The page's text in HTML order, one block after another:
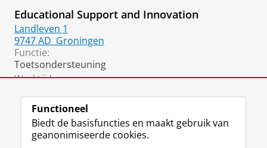
Educational Support and Innovation
Landleven 1
9747 AD Groningen
Functie:
Toetsondersteuning
Werktijden:
Functioneel
Biedt de basisfuncties en maakt gebruik van
geanonimiseerde cookies.